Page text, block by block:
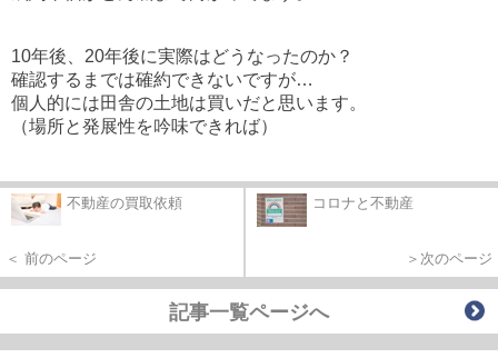
10年後、20年後に実際はどうなったのか？
確認するまでは確約できないですが…
個人的には田舎の土地は買いだと思います。
（場所と発展性を吟味できれば）
不動産の買取依頼
＜ 前のページ
コロナと不動産
＞次のページ
記事一覧ページへ